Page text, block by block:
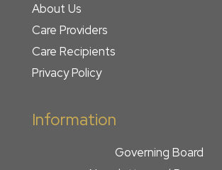
About Us
Care Providers
Care Recipients
Privacy Policy
Information
Governing Board